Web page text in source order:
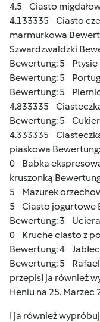
4.5 Ciasto
4.133335 Ciasto
marmurkowa
Szwardzwaldzki
Bewertung: 5 Ptysie
Bewertung: 5
Bewertung: 5
4.833335
Bewertung: 5
4.333335
piaskowa
0 Babka
kruszonką
5 Mazurek
5 Ciasto jogurtowe
Bewertung: 3
0 Kruche ciasto z
Bewertung: 4
Bewertung: 5
przepisI ja również
Heniu na 25. Marzec
I ja również